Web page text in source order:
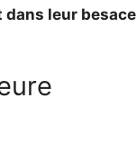
dans leur besace